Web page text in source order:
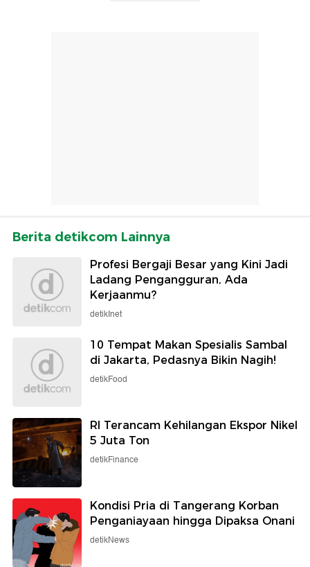
Berita detikcom Lainnya
Profesi Bergaji Besar yang Kini Jadi
Ladang Pengangguran, Ada
Kerjaanmu?
detikInet
10 Tempat Makan Spesialis Sambal
di Jakarta, Pedasnya Bikin Nagih!
detikFood
RI Terancam Kehilangan Ekspor Nikel
5 Juta Ton
detikFinance
Kondisi Pria di Tangerang Korban
Penganiayaan hingga Dipaksa Onani
detikNews